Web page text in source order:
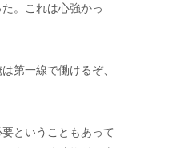
。これは心強かっ
第一線で働けるぞ、
ということもあって